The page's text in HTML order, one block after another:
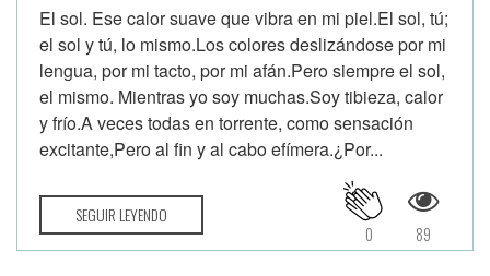
El sol. Ese calor suave que vibra en mi piel.El sol, tú;
el sol y tú, lo mismo.Los colores deslizándose por mi
lengua, por mi tacto, por mi afán.Pero siempre el sol,
el mismo. Mientras yo soy muchas.Soy tibieza, calor
y frío.A veces todas en torrente, como sensación
excitante,Pero al fin y al cabo efímera.¿Por...
SEGUIR LEYENDO
89
0